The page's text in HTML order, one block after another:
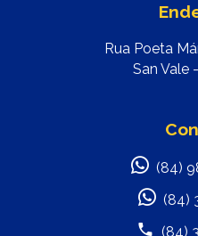
Rua Poeta
San Vale
(84)
(84)
(84)